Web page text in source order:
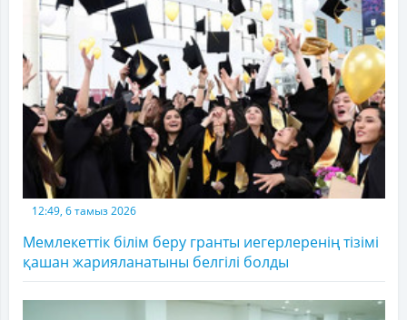
12:49, 6 тамыз 2026
Мемлекеттік білім беру гранты иегерлеренің тізімі
қашан жарияланатыны белгілі болды